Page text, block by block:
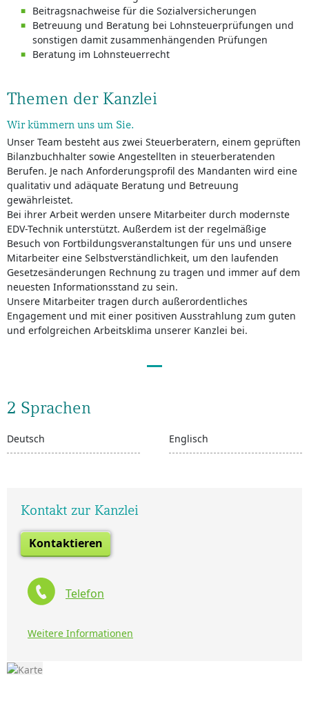
Beitragsnachweise für die Sozialversicherungen
Betreuung und Beratung bei Lohnsteuerprüfungen und
sonstigen damit zusammenhängenden Prüfungen
Beratung im Lohnsteuerrecht
Themen der Kanzlei
Wir kümmern uns um Sie.
Unser Team besteht aus zwei Steuerberatern, einem geprüften
Bilanzbuchhalter sowie Angestellten in steuerberatenden
Berufen. Je nach Anforderungsprofil des Mandanten wird eine
qualitativ und adäquate Beratung und Betreuung
gewährleistet.
Bei ihrer Arbeit werden unsere Mitarbeiter durch modernste
EDV-Technik unterstützt. Außerdem ist der regelmäßige
Besuch von Fortbildungsveranstaltungen für uns und unsere
Mitarbeiter eine Selbstverständlichkeit, um den laufenden
Gesetzesänderungen Rechnung zu tragen und immer auf dem
neuesten Informationsstand zu sein.
Unsere Mitarbeiter tragen durch außerordentliches
Engagement und mit einer positiven Ausstrahlung zum guten
und erfolgreichen Arbeitsklima unserer Kanzlei bei.
2 Sprachen
Deutsch Englisch
Kontakt zur Kanzlei
Kontaktieren
Telefon
Weitere Informationen